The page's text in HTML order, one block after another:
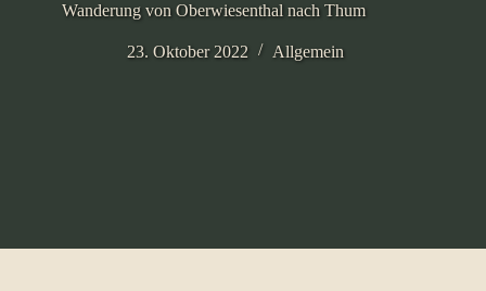
Wanderung von Oberwiesenthal nach Thum
23. Oktober 2022 Allgemein